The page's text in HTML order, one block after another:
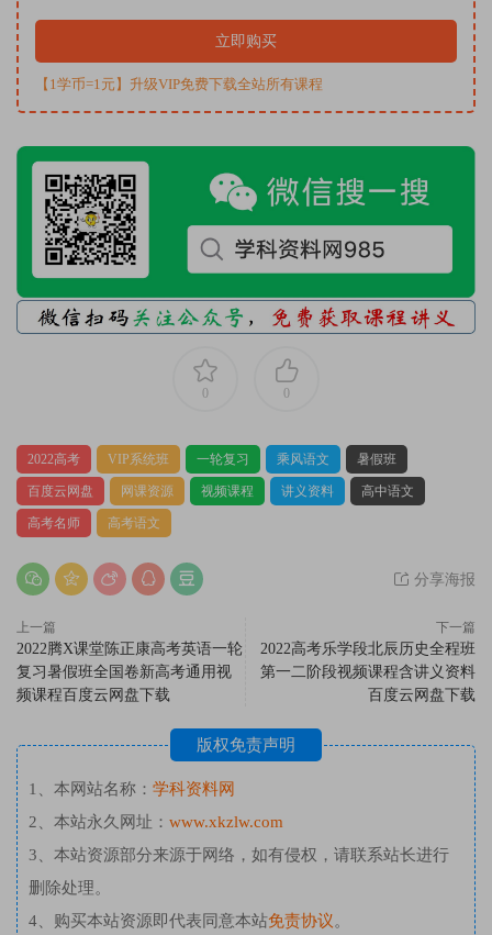
立即购买
【1学币=1元】升级VIP免费下载全站所有课程
0 0
2022高考 VIP系统班 一轮复习 乘风语文 暑假班
百度云网盘 网课资源 视频课程 讲义资料 高中语文
高考名师 高考语文
分享海报
上一篇
2022腾X课堂陈正康高考英语一轮
复习暑假班全国卷新高考通用视
频课程百度云网盘下载
下一篇
2022高考乐学段北辰历史全程班
第一二阶段视频课程含讲义资料
百度云网盘下载
版权免责声明
1、本网站名称： 学科资料网
2、本站永久网址： www.xkzlw.com
3、本站资源部分来源于网络，如有侵权，请联系站长进行
删除处理。
4、购买本站资源即代表同意本站免责协议。